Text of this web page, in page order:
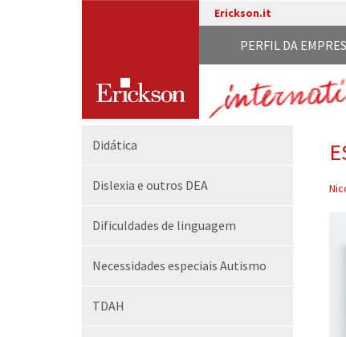
Erickson.it
PERFIL DA
Didática
Dislexia e outros DEA
Dificuldades de linguagem
Necessidades especiais Autismo
TDAH